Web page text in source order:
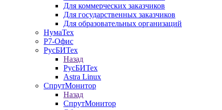
Для коммерческих заказчиков
Для государственных заказчиков
Для образовательных организаций
НумаТех
Р7-Офис
РусБИТех
Назад
РусБИТех
Astra Linux
СпрутМонитор
Назад
СпрутМонитор